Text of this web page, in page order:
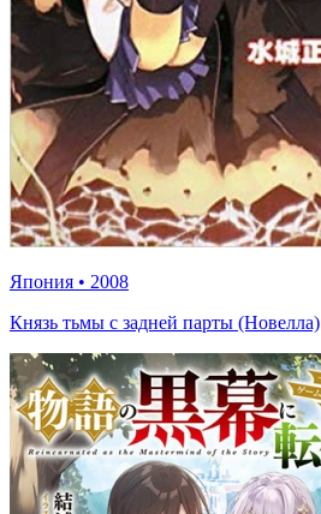
Япония • 2008
Князь тьмы с задней парты (Новелла)